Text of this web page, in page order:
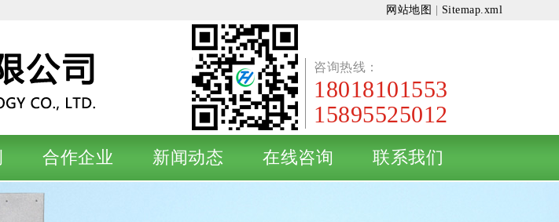
网站地图 Sitemap.xml
咨询热线：
18018101553
15895525012
合作企业 新闻动态 在线咨询 联系我们